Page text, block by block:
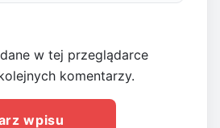
w tej przeglądarce
komentarzy.